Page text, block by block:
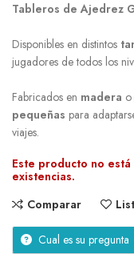
Tableros de Ajedrez
Disponibles en distintos
jugadores de todos los
Fabricados en madera o
pequeñas para
viajes.
Este producto no
existencias.
Comparar
Cual es su pregunta